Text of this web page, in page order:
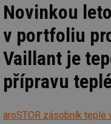
Novinkou
v portfoliu
Vaillant je
přípravu
aroSTOR zásobník